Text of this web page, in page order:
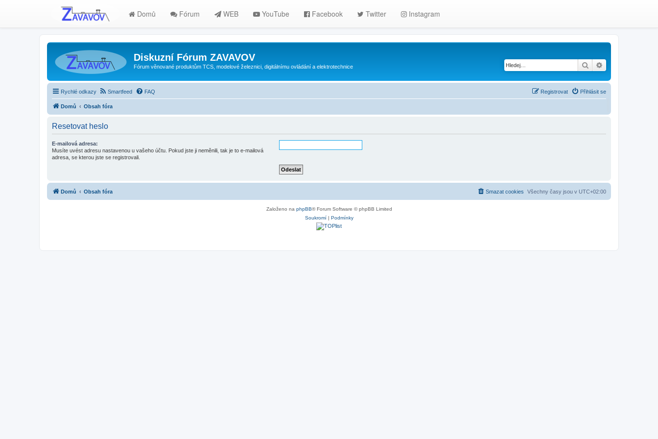
Domů Fórum WEB YouTube Facebook Twitter Instagram
Diskuzní Fórum ZAVAVOV
Fórum věnované produktům TCS, modelové železnici, digitálnímu ovládání a elektrotechnice Hledat
Rychlé odkazy Smartfeed FAQ Přihlásit se
Registrovat
Domů Obsah fóra
Resetovat heslo
E-mailová adresa:
Musíte uvést adresu nastavenou u vašeho účtu. Pokud jste ji neměnili, tak je to e-mailová
adresa, se kterou jste se registrovali.
Domů Obsah fóra Všechny časy jsou v UTC+02:00
Smazat cookies
Založeno na phpBB® Forum Software © phpBB Limited
Soukromí| Podmínky